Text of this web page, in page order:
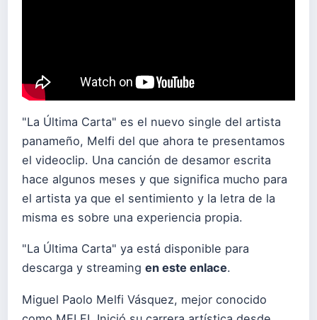
"La Última Carta" es el nuevo single del artista
panameño, Melfi del que ahora te presentamos
el videoclip. Una canción de desamor escrita
hace algunos meses y que significa mucho para
el artista ya que el sentimiento y la letra de la
misma es sobre una experiencia propia.
"La Última Carta" ya está disponible para
descarga y streaming en este enlace.
Miguel Paolo Melfi Vásquez, mejor conocido